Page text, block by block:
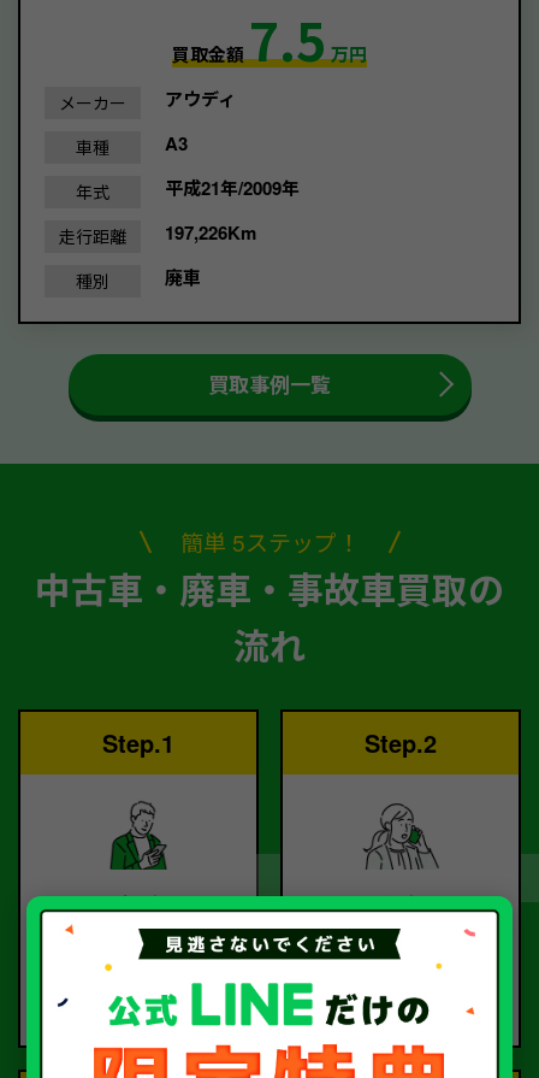
買取金額7.5万円
メーカー アウディ
車種 A3
年式 平成21年/2009年
走行距離 197,226Km
種別 廃車
買取事例一覧
簡単 5ステップ！
中古車・廃車・事故車買取の
流れ
Step.1
ご依頼
お電話または査定フォー
ご依頼ください。
Step.2
査定
査定のプロが
お電話で回答いたしま
す。